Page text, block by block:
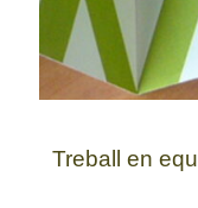
Treball en